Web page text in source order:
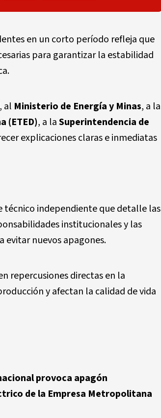
en un corto período refleja que
para garantizar la estabilidad
, al Ministerio de Energía y Minas, a la
(ETED), a laSuperintendencia de
explicaciones claras e inmediatas
técnico independiente que detalle las
institucionales y las
evitar nuevos apagones.
repercusiones directas en la
y afectan la calidad de vida
provoca apagón
de la Empresa Metropolitana